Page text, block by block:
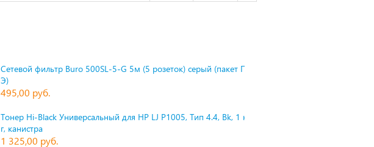
Сетевой фильтр Buro 500SL-5-G 5м (5 розеток) серый (пакет П
Э)
495,00 руб.
Тонер Hi-Black Универсальный для HP LJ P1005, Тип 4.4, Bk, 1 к
г, канистра
1 325,00 руб.